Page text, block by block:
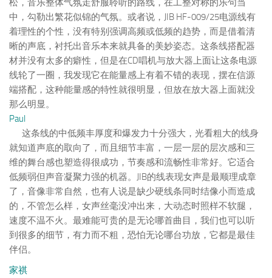
中，勾勒出繁花似锦的气氛。或者说，JIB HF-009/25电源线有
着理性的个性，没有特别强调高频或低频的趋势，而是借着清
晰的声底，衬托出音乐本来就具备的美妙姿态。这条线搭配器
材并没有太多的癖性，但是在CD唱机与放大器上面让这条电源
线轮了一圈，我发现它在能量感上有着不错的表现，摆在信源
端搭配，这种能量感的特性就很明显，但放在放大器上面就没
那么明显。
Paul
这条线的中低频丰厚度和爆发力十分强大，光看粗大的线身
就知道声底的取向了，而且细节丰富，一层一层的层次感和三
维的舞台感也塑造得很成功，节奏感和流畅性非常好。它适合
低频弱但声音凝聚力强的机器。JIB的线表现女声是最顺理成章
了，音像非常自然，也有人说是缺少硬线条同时结像小而造成
的，不管怎么样，女声丝毫没冲出来，大动态时照样不软腿，
速度不温不火。最难能可贵的是无论哪首曲目，我们也可以听
到很多的细节，有力而不粗，恐怕无论哪台功放，它都是最佳
伴侣。
家祺